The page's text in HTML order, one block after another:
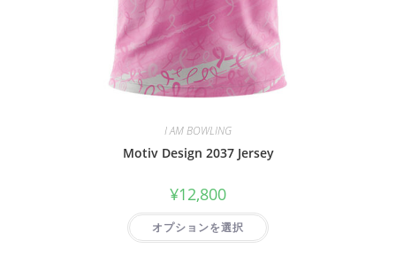
I AM BOWLING
Motiv Design 2037 Jersey
¥12,800
オプションを選択